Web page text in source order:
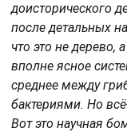
доисторического
после детальных
что это не
вполне ясное
среднее между
бактериями. Но
Вот это научная